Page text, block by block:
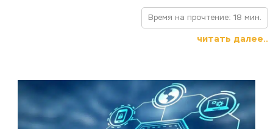
Время на прочтение: 18 мин.
читать далее..